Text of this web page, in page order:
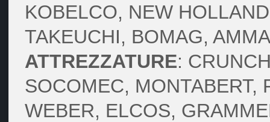
KOBELCO, NEW
TAKEUCHI, BOMAG,
ATTREZZATURE:
SOCOMEC, MONTABERT,
WEBER, ELCOS,